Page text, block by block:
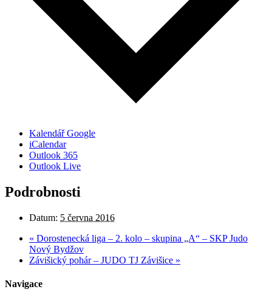
Kalendář Google
iCalendar
Outlook 365
Outlook Live
Podrobnosti
Datum: 5 června 2016
« Dorostenecká liga – 2. kolo – skupina „A“ – SKP Judo
Nový Bydžov
Závišický pohár – JUDO TJ Závišice »
Navigace